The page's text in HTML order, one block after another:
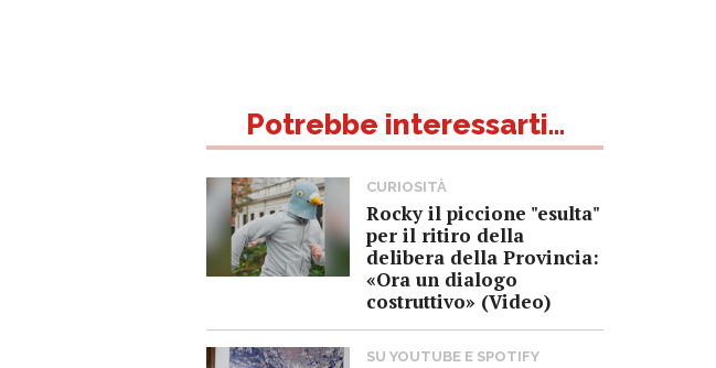
Potrebbe interessarti...
CURIOSITÀ
Rocky il piccione "esulta"
per il ritiro della
delibera della Provincia:
«Ora un dialogo
costruttivo» (Video)
SU YOUTUBE E SPOTIFY